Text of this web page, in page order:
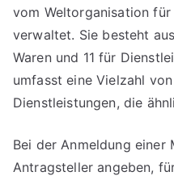
vom Weltorganisation für
verwaltet. Sie besteht
Waren und 11 für
umfasst eine Vielzahl
Dienstleistungen, die
Bei der Anmeldung einer
Antragsteller angeben,